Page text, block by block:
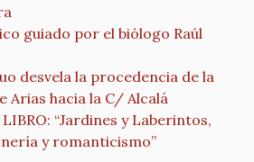
guiado por el biólogo Raúl
desvela la procedencia de la
Arias hacia la C/ Alcalá
LIBRO: “Jardines y Laberintos,
y romanticismo”